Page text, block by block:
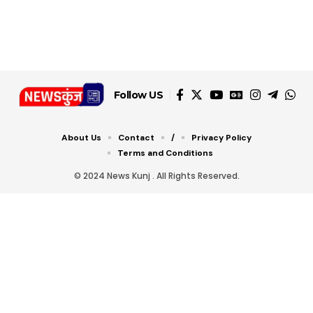
Follow US
© 2024 News Kunj . All Rights Reserved.
About Us Contact /
Privacy Policy
Terms and Conditions